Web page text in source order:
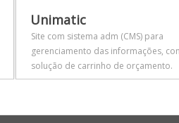
Unimatic
Site com sistema adm (CMS) para
gerenciamento das informações,
solução de carrinho de orçamento.